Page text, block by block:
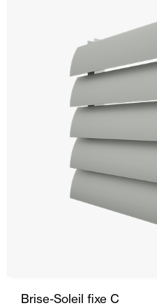
Brise-Soleil fixe C